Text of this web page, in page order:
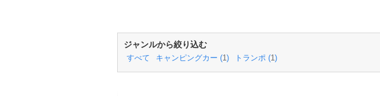
ジャンルから絞り込む
すべて キャンピングカー (1) トランポ (1)